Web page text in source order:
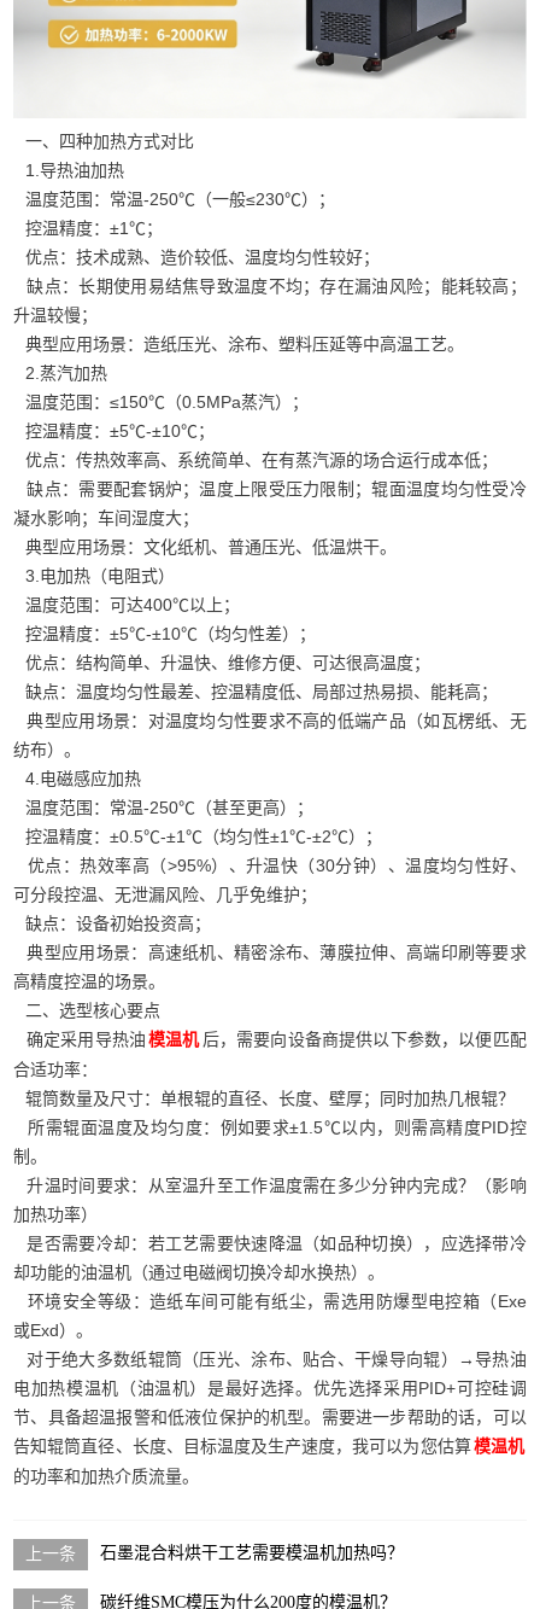
一、四种加热方式对比
1.导热油加热
温度范围：常温‑250℃（一般≤230℃）；
控温精度：±1℃；
优点：技术成熟、造价较低、温度均匀性较好；
缺点：长期使用易结焦导致温度不均；存在漏油风险；能耗较高；
升温较慢；
典型应用场景：造纸压光、涂布、塑料压延等中高温工艺。
2.蒸汽加热
温度范围：≤150℃（0.5MPa蒸汽）；
控温精度：±5℃‑±10℃；
优点：传热效率高、系统简单、在有蒸汽源的场合运行成本低；
缺点：需要配套锅炉；温度上限受压力限制；辊面温度均匀性受冷
凝水影响；车间湿度大；
典型应用场景：文化纸机、普通压光、低温烘干。
3.电加热（电阻式）
温度范围：可达400℃以上；
控温精度：±5℃‑±10℃（均匀性差）；
优点：结构简单、升温快、维修方便、可达很高温度；
缺点：温度均匀性最差、控温精度低、局部过热易损、能耗高；
典型应用场景：对温度均匀性要求不高的低端产品（如瓦楞纸、无
纺布）。
4.电磁感应加热
温度范围：常温‑250℃（甚至更高）；
控温精度：±0.5℃‑±1℃（均匀性±1℃‑±2℃）；
优点：热效率高（>95%）、升温快（30分钟）、温度均匀性好、
可分段控温、无泄漏风险、几乎免维护；
缺点：设备初始投资高；
典型应用场景：高速纸机、精密涂布、薄膜拉伸、高端印刷等要求
高精度控温的场景。
二、选型核心要点
确定采用导热油 模温机 后，需要向设备商提供以下参数，以便匹配
合适功率：
辊筒数量及尺寸：单根辊的直径、长度、壁厚；同时加热几根辊？
所需辊面温度及均匀度：例如要求±1.5℃以内，则需高精度PID控
制。
升温时间要求：从室温升至工作温度需在多少分钟内完成？（影响
加热功率）
是否需要冷却：若工艺需要快速降温（如品种切换），应选择带冷
却功能的油温机（通过电磁阀切换冷却水换热）。
环境安全等级：造纸车间可能有纸尘，需选用防爆型电控箱（Exe
或Exd）。
对于绝大多数纸辊筒（压光、涂布、贴合、干燥导向辊）→导热油
电加热模温机（油温机）是最好选择。优先选择采用PID+可控硅调
节、具备超温报警和低液位保护的机型。需要进一步帮助的话，可以
告知辊筒直径、长度、目标温度及生产速度，我可以为您估算模温机
的功率和加热介质流量。
石墨混合料烘干工艺需要模温机加热吗？
碳纤维SMC模压为什么200度的模温机？